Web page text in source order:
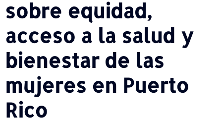
sobre equidad,
acceso a la salud y
bienestar de las
mujeres en Puerto
Rico